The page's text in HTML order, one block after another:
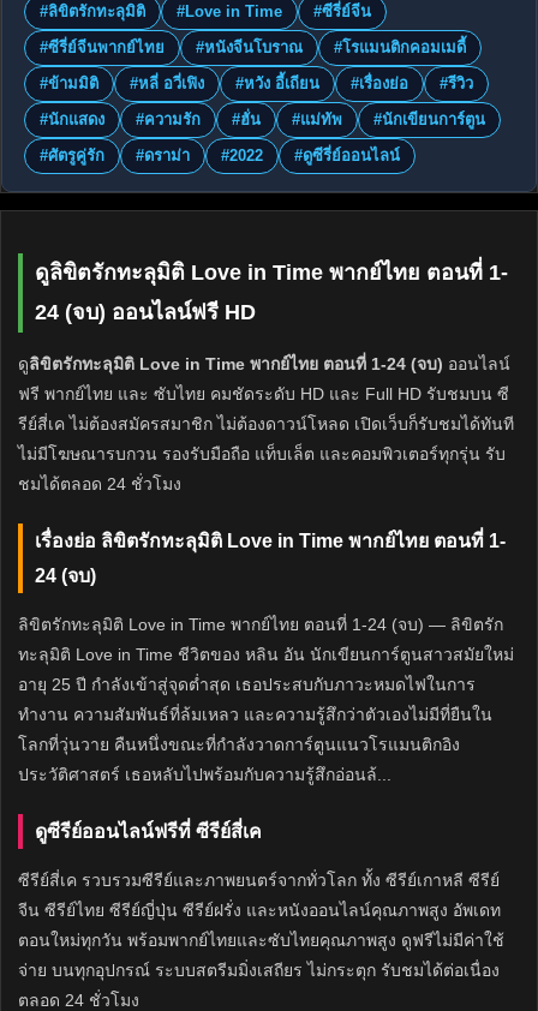
#ลิขิตรักทะลุมิติ #Love in Time
#ซีรี่ย์จีน
#ซีรี่ย์จีนพากย์ไทย
#หนังจีนโบราณ
#โรแมนติกคอมเมดี้
#ข้ามมิติ
#หลี่ อวี่เฟิง #หวัง อี้เถียน #เรื่องย่อ
#รีวิว
#นักแสดง
#ความรัก #ฮั่น #แม่ทัพ
#นักเขียนการ์ตูน
#ศัตรูคู่รัก
#ดราม่า #2022 #ดูซีรี่ย์ออนไลน์
ดูลิขิตรักทะลุมิติ Love in Time พากย์ไทย ตอนที่ 1-
24 (จบ) ออนไลน์ฟรี HD
ดูลิขิตรักทะลุมิติ Love in Time พากย์ไทย ตอนที่ 1-24 (จบ) ออนไลน์
ฟรี พากย์ไทย และ ซับไทย คมชัดระดับ HD และ Full HD รับชมบน ซี
รีย์สี่เค ไม่ต้องสมัครสมาชิก ไม่ต้องดาวน์โหลด เปิดเว็บก็รับชมได้ทันที
ไม่มีโฆษณารบกวน รองรับมือถือ แท็บเล็ต และคอมพิวเตอร์ทุกรุ่น รับ
ชมได้ตลอด 24 ชั่วโมง
เรื่องย่อ ลิขิตรักทะลุมิติ Love in Time พากย์ไทย ตอนที่ 1-
24 (จบ)
ลิขิตรักทะลุมิติ Love in Time พากย์ไทย ตอนที่ 1-24 (จบ) — ลิขิตรัก
ทะลุมิติ Love in Time ชีวิตของ หลิน อัน นักเขียนการ์ตูนสาวสมัยใหม่
อายุ 25 ปี กำลังเข้าสู่จุดต่ำสุด เธอประสบกับภาวะหมดไฟในการ
ทำงาน ความสัมพันธ์ที่ล้มเหลว และความรู้สึกว่าตัวเองไม่มีที่ยืนใน
โลกที่วุ่นวาย คืนหนึ่งขณะที่กำลังวาดการ์ตูนแนวโรแมนติกอิง
ประวัติศาสตร์ เธอหลับไปพร้อมกับความรู้สึกอ่อนล้...
ดูซีรีย์ออนไลน์ฟรีที่ ซีรีย์สี่เค
ซีรีย์สี่เค รวบรวมซีรีย์และภาพยนตร์จากทั่วโลก ทั้ง ซีรีย์เกาหลี ซีรีย์
จีน ซีรีย์ไทย ซีรีย์ญี่ปุ่น ซีรีย์ฝรั่ง และหนังออนไลน์คุณภาพสูง อัพเดท
ตอนใหม่ทุกวัน พร้อมพากย์ไทยและซับไทยคุณภาพสูง ดูฟรีไม่มีค่าใช้
จ่าย บนทุกอุปกรณ์ ระบบสตรีมมิ่งเสถียร ไม่กระตุก รับชมได้ต่อเนื่อง
ตลอด 24 ชั่วโมง